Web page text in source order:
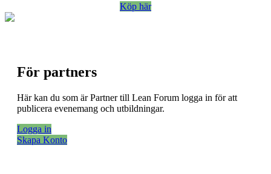
Köp här
För partners
Här kan du som är Partner till Lean Forum logga in för att
publicera evenemang och utbildningar.
Logga in
Skapa Konto